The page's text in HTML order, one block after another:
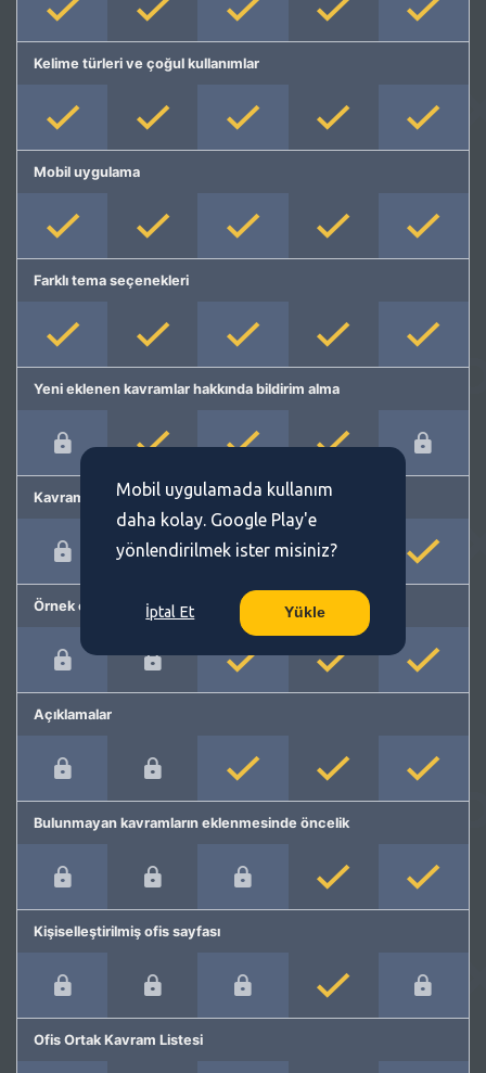
Kelime türleri ve çoğul kullanımlar
Mobil uygulama
Farklı tema seçenekleri
Yeni eklenen kavramlar hakkında bildirim alma
Kavram önerme
Örnek cümleler
Açıklamalar
Bulunmayan kavramların eklenmesinde öncelik
Kişiselleştirilmiş ofis sayfası
Ofis Ortak Kavram Listesi
Mobil uygulamada kullanım
daha kolay. Google Play'e
yönlendirilmek ister misiniz?
İptal Et Yükle